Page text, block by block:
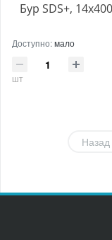
Бур SDS+,
Доступно:мало
шт
Назад